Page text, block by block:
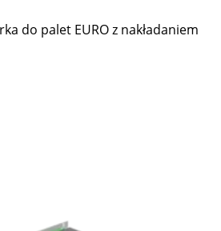
do palet EURO z nakładaniem